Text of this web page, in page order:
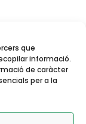
que
informació.
de caràcter
per a la